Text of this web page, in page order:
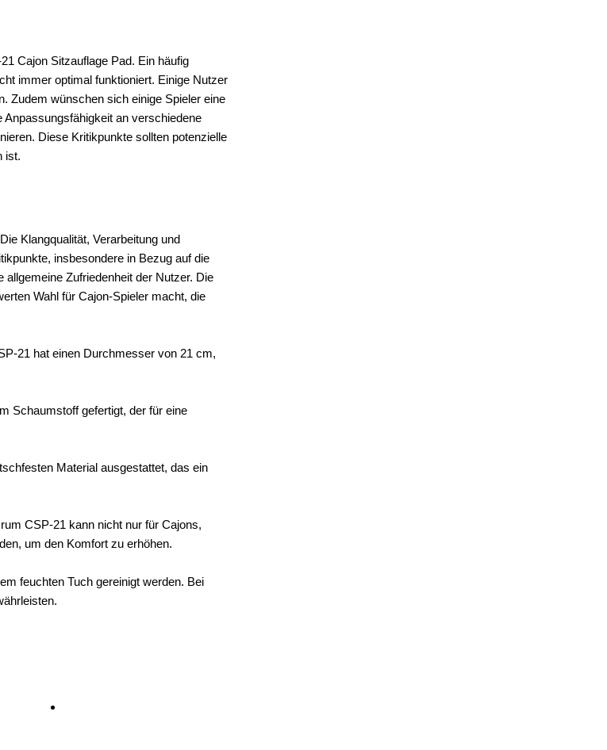
Cajon Sitzauflage Pad. Ein häufig
immer optimal funktioniert. Einige Nutzer
Zudem wünschen sich einige Spieler eine
an verschiedene
Diese Kritikpunkte sollten potenzielle
ist.
Klangqualität, Verarbeitung und
insbesondere in Bezug auf die
Zufriedenheit der Nutzer. Die
Wahl für Cajon-Spieler macht, die
21 hat einen Durchmesser von 21 cm,
Schaumstoff gefertigt, der für eine
Material ausgestattet, das ein
CSP-21 kann nicht nur für Cajons,
um den Komfort zu erhöhen.
feuchten Tuch gereinigt werden. Bei